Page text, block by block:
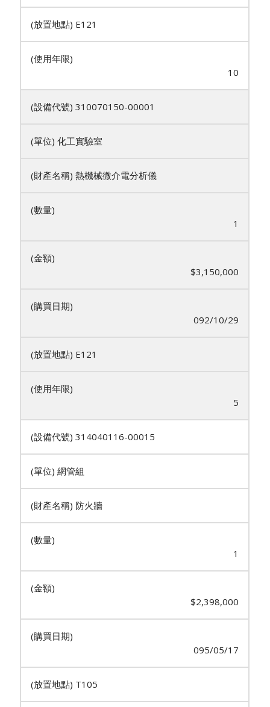
E121
10
310070150-00001
化工實驗室
熱機械微介電分析儀
1
$3,150,000
092/10/29
E121
5
314040116-00015
網管組
防火牆
1
$2,398,000
095/05/17
T105